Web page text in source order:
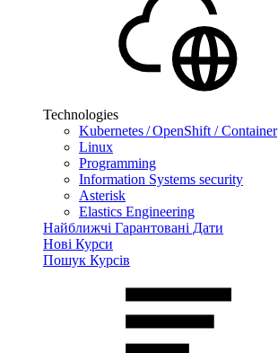
Technologies
Kubernetes / OpenShift / Container
Linux
Programming
Information Systems security
Asterisk
Elastics Engineering
Найближчі Гарантовані Дати
Нові Курси
Пошук Курсів